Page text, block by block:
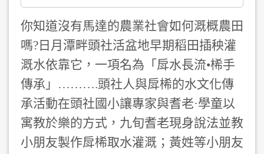
你知道沒有馬達的農業社會如何溉概農田
嗎?日月潭畔頭社活盆地早期稻田插秧灌
溉水依靠它，一項名為「戽水長流•桸手
傳承」……….頭社人與戽桸的水文化傳
承活動在頭社國小讓專家與耆老·學童以
寓教於樂的方式，九旬耆老現身說法並教
小朋友製作戽桸取水灌溉；黃姓等小朋友